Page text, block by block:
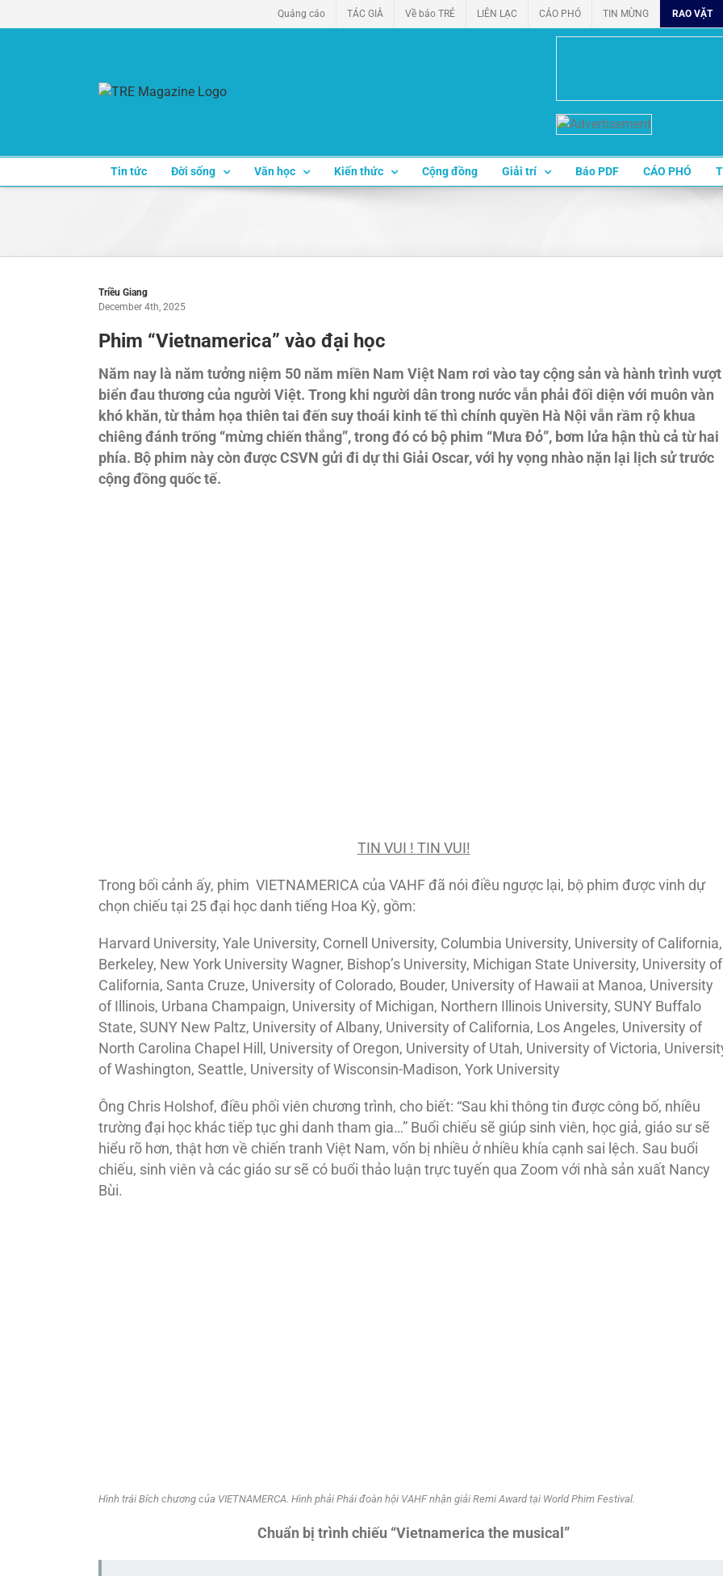
to
Quảng cáo TÁC GIẢ Về báo TRẺ LIÊN LẠC CÁO PHÓ TIN MỪNG RAO VẶT
Tin tức Đời sống Văn học Kiến thức Cộng đồng Giải trí Báo PDF CÁO PHÓ
Triều Giang
December 4th, 2025
Phim “Vietnamerica” vào đại học
Năm nay là năm tưởng niệm 50 năm miền Nam Việt Nam rơi vào tay cộng sản và hành trình vượt
biển đau thương của người Việt. Trong khi người dân trong nước vẫn phải đối diện với muôn vàn
khó khăn, từ thảm họa thiên tai đến suy thoái kinh tế thì chính quyền Hà Nội vẫn rầm rộ khua
chiêng đánh trống “mừng chiến thắng”, trong đó có bộ phim “Mưa Đỏ”, bơm lửa hận thù cả từ hai
phía. Bộ phim này còn được CSVN gửi đi dự thi Giải Oscar, với hy vọng nhào nặn lại lịch sử trước
cộng đồng quốc tế.
TIN VUI ! TIN VUI!
Trong bối cảnh ấy, phim VIETNAMERICA của VAHF đã nói điều ngược lại, bộ phim được vinh dự
chọn chiếu tại 25 đại học danh tiếng Hoa Kỳ, gồm:
Harvard University, Yale University, Cornell University, Columbia University, University of California,
Berkeley, New York University Wagner, Bishop’s University, Michigan State University, University of
California, Santa Cruze, University of Colorado, Bouder, University of Hawaii at Manoa, University
of Illinois, Urbana Champaign, University of Michigan, Northern Illinois University, SUNY Buffalo
State, SUNY New Paltz, University of Albany, University of California, Los Angeles, University of
North Carolina Chapel Hill, University of Oregon, University of Utah, University of Victoria,
of Washington, Seattle, University of Wisconsin-Madison, York University
Ông Chris Holshof, điều phối viên chương trình, cho biết: “Sau khi thông tin được công bố, nhiều
trường đại học khác tiếp tục ghi danh tham gia…” Buổi chiếu sẽ giúp sinh viên, học giả, giáo sư sẽ
hiểu rõ hơn, thật hơn về chiến tranh Việt Nam, vốn bị nhiều ở nhiều khía cạnh sai lệch. Sau buổi
chiếu, sinh viên và các giáo sư sẽ có buổi thảo luận trực tuyến qua Zoom với nhà sản xuất Nancy
Bùi.
Hình trái Bích chương của VIETNAMERCA. Hình phải Phái đoàn hội VAHF nhận giải Remi Award tại World Phim Festival.
Chuẩn bị trình chiếu “Vietnamerica the musical”